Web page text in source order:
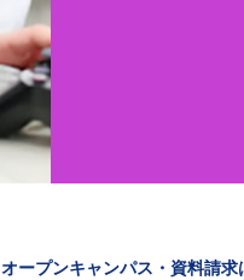
オープンキャンパス・資料請求